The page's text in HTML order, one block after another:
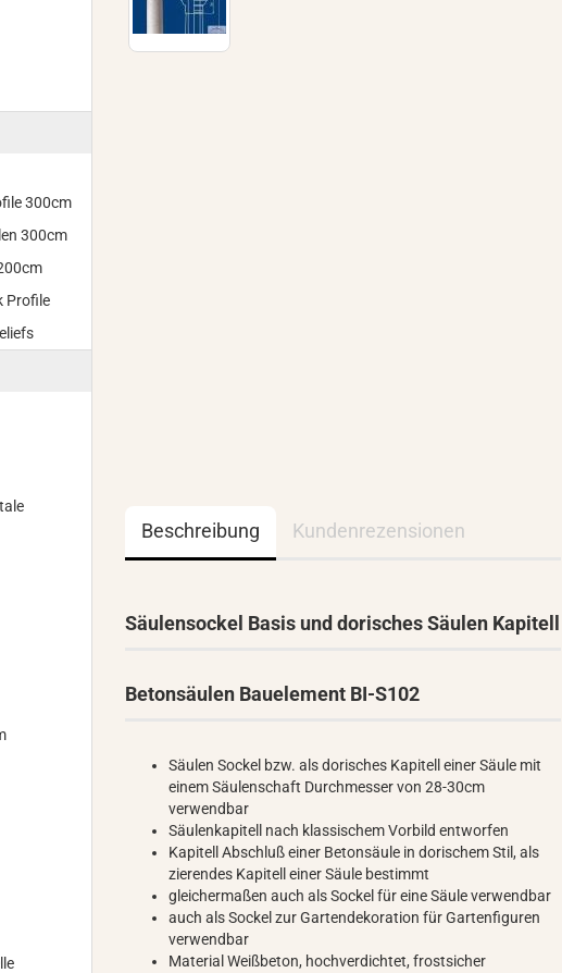
Beschreibung Kundenrezensionen
Säulensockel Basis und dorisches Säulen Kapitell
Betonsäulen Bauelement BI-S102
Säulen Sockel bzw. als dorisches Kapitell einer Säule mit
einem Säulenschaft Durchmesser von 28-30cm
verwendbar
Säulenkapitell nach klassischem Vorbild entworfen
Kapitell Abschluß einer Betonsäule in dorischem Stil, als
zierendes Kapitell einer Säule bestimmt
gleichermaßen auch als Sockel für eine Säule verwendbar
auch als Sockel zur Gartendekoration für Gartenfiguren
verwendbar
Material Weißbeton, hochverdichtet, frostsicher
300cm
300cm
Profile